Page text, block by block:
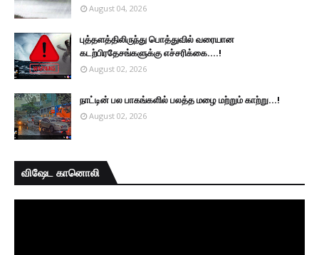
August 04, 2026
புத்தளத்திலிருந்து பொத்துவில் வரையான
கடற்பிரதேசங்களுக்கு எச்சரிக்கை....!
August 02, 2026
நாட்டின் பல பாகங்களில் பலத்த மழை மற்றும் காற்று...!
August 02, 2026
விஷேட கானொலி